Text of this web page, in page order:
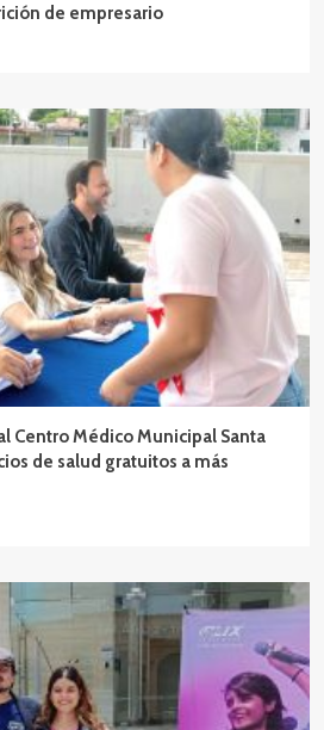
de empresario
Centro Médico Municipal Santa
de salud gratuitos a más